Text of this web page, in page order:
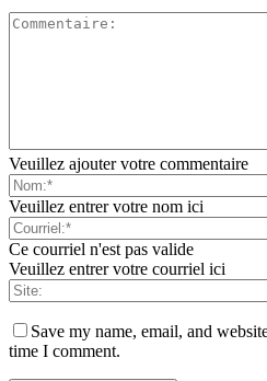
Veuillez ajouter votre commentaire
Veuillez entrer votre nom ici
Ce courriel n'est pas valide
Veuillez entrer votre courriel ici
Save my name, email, and
time I comment.